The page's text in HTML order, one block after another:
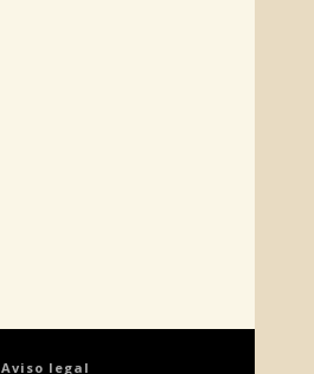
Aviso legal